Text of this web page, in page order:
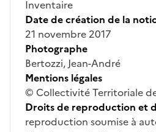
Inventaire
Date de création de la
21 novembre 2017
Photographe
Bertozzi, Jean-André
Mentions légales
© Collectivité Territoriale
Droits de reproduction et
reproduction soumise à